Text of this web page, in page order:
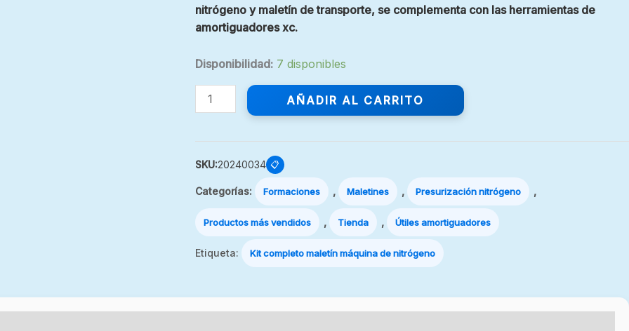
nitrógeno y maletín de transporte, se complementa con las herramientas de
amortiguadores xc.
Disponibilidad: 7 disponibles
AÑADIR AL CARRITO
SKU:20240034 📋
Categorías: Formaciones , Maletines , Presurización nitrógeno ,
Productos más vendidos , Tienda , Útiles amortiguadores
Etiqueta: Kit completo maletín máquina de nitrógeno